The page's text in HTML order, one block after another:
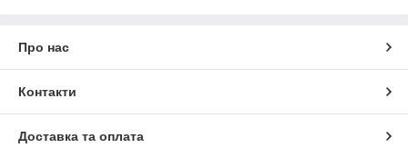
Про нас
Контакти
Доставка та оплата